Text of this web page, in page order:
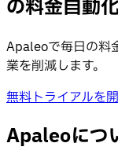
の料金自動
Apaleoで毎日の料
業を削減します。
無料トライアルを
Apaleoにつ